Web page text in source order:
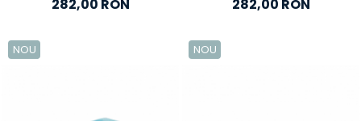
282,00 RON
282,00 RON
NOU NOU